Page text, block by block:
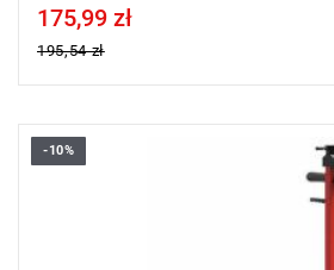
Price tax included
175,99 zł
195,54 zł
• Waga: 61 kg
• Minimalna wysokość podwozia: 160 mm
-10%